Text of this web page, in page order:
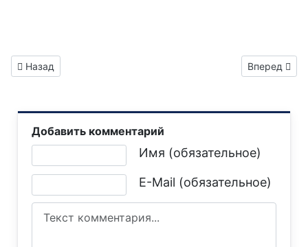
Предыдущий: Газета "Горловка.Сегодня" выпуск №125
Назад Следующий:
Вперед
Добавить комментарий
Имя (обязательное)
E-Mail (обязательное)
Текст комментария